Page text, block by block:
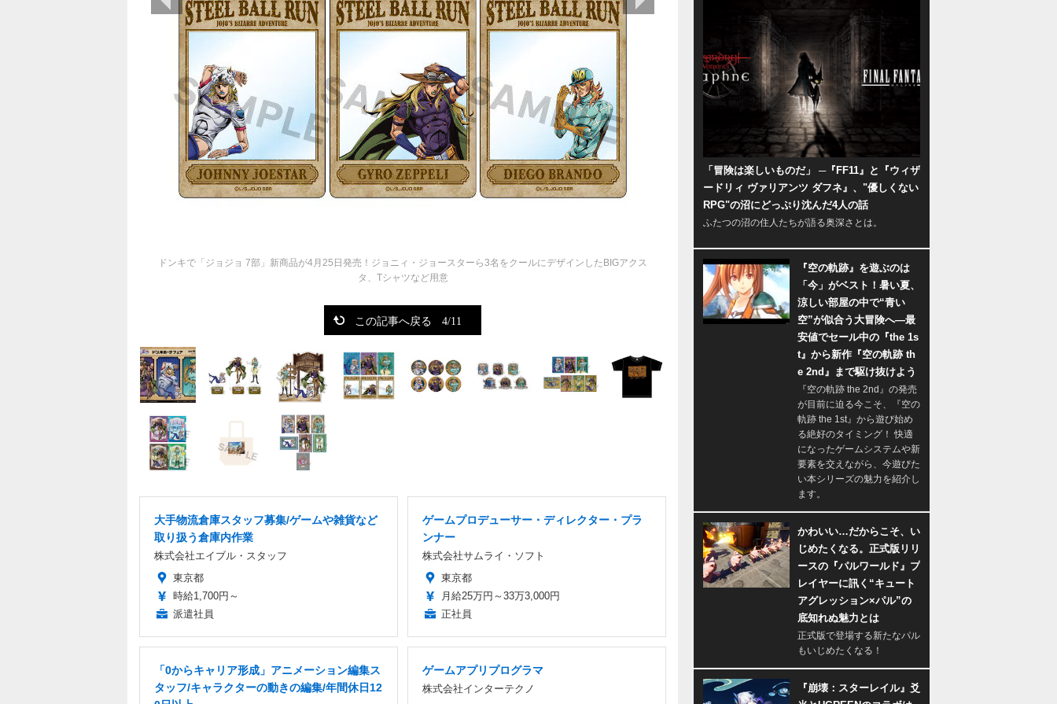
ドンキで「ジョジョ 7部」新商品が4月25日発売！ジョニィ・ジョースターら3名をクールにデザインしたBIGアクス
タ、Tシャツなど用意
この記事へ戻る 4/11
大手物流倉庫スタッフ募集/ゲームや雑貨など
取り扱う倉庫内作業
株式会社エイブル・スタッフ
東京都
時給1,700円～
派遣社員
ゲームプロデューサー・ディレクター・プラ
ンナー
株式会社サムライ・ソフト
東京都
月給25万円～33万3,000円
正社員
「0からキャリア形成」アニメーション編集ス
タッフ/キャラクターの動きの編集/年間休日12
ゲームアプリプログラマ
株式会社インターテクノ
「冒険は楽しいものだ」 ─『FF11』と『ウィザ
ードリィ ヴァリアンツ ダフネ』、"優しくない
RPG"の沼にどっぷり沈んだ4人の話
ふたつの沼の住人たちが語る奥深さとは。
『空の軌跡』を遊ぶのは
「今」がベスト！暑い夏、
涼しい部屋の中で“青い
空”が似合う大冒険へ―最
安値でセール中の『the 1s
t』から新作『空の軌跡 th
e 2nd』まで駆け抜けよう
『空の軌跡 the 2nd』の発売
が目前に迫る今こそ、『空の
軌跡 the 1st』から遊び始め
る絶好のタイミング！ 快適
になったゲームシステムや新
要素を交えながら、今遊びた
い本シリーズの魅力を紹介し
ます。
かわいい…だからこそ、い
じめたくなる。正式版リリ
ースの『パルワールド』プ
レイヤーに訊く“キュート
アグレッション×パル”の
底知れぬ魅力とは
正式版で登場する新たなパル
もいじめたくなる！
『崩壊：スターレイル』爻